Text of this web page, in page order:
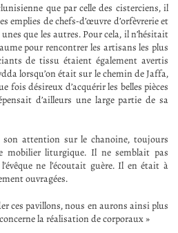
que par celle des cisterciens, il
emplies de chefs-d’œuvre d’orfèvrerie et
que les autres. Pour cela, il n’hésitait
pour rencontrer les artisans les plus
de tissu étaient également avertis
lorsqu’on était sur le chemin de Jaffa,
fois désireux d’acquérir les belles pièces
d’ailleurs une large partie de sa
attention sur le chanoine, toujours
mobilier liturgique. Il ne semblait pas
ne l’écoutait guère. Il en était à
ouvragées.
ces pavillons, nous en aurons ainsi plus
la réalisation de corporaux »